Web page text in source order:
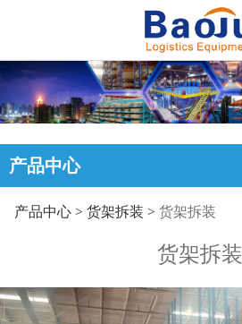
产品中心
货架拆装
产品中心> 货架拆装 > 货架拆装
货架拆装